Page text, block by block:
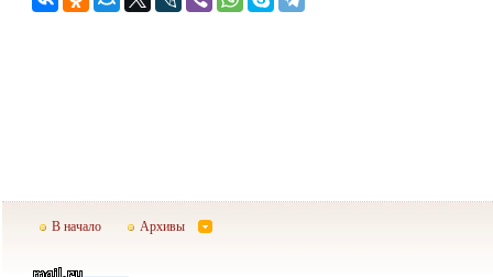
В начало Архивы